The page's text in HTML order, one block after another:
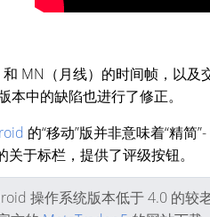
MN（月线）的时间帧，以
本中的缺陷也进行了修正。
的“移动”版并非意味着“精
关于标栏，提供了评级按钮。
操作系统版本低于 4.0 的